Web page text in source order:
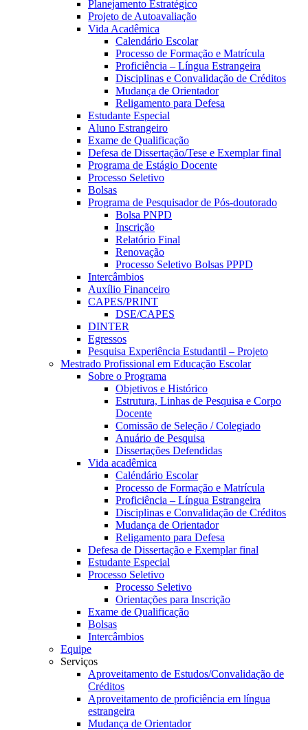
Planejamento Estratégico
Projeto de Autoavaliação
Vida Acadêmica
Calendário Escolar
Processo de Formação e Matrícula
Proficiência – Língua Estrangeira
Disciplinas e Convalidação de Créditos
Mudança de Orientador
Religamento para Defesa
Estudante Especial
Aluno Estrangeiro
Exame de Qualificação
Defesa de Dissertação/Tese e Exemplar final
Programa de Estágio Docente
Processo Seletivo
Bolsas
Programa de Pesquisador de Pós-doutorado
Bolsa PNPD
Inscrição
Relatório Final
Renovação
Processo Seletivo Bolsas PPPD
Intercâmbios
Auxílio Financeiro
CAPES/PRINT
DSE/CAPES
DINTER
Egressos
Pesquisa Experiência Estudantil – Projeto
Mestrado Profissional em Educação Escolar
Sobre o Programa
Objetivos e Histórico
Estrutura, Linhas de Pesquisa e Corpo
Docente
Comissão de Seleção / Colegiado
Anuário de Pesquisa
Dissertações Defendidas
Vida acadêmica
Caléndário Escolar
Processo de Formação e Matrícula
Proficiência – Língua Estrangeira
Disciplinas e Convalidação de Créditos
Mudança de Orientador
Religamento para Defesa
Defesa de Dissertação e Exemplar final
Estudante Especial
Processo Seletivo
Processo Seletivo
Orientações para Inscrição
Exame de Qualificação
Bolsas
Intercâmbios
Equipe
Serviços
Aproveitamento de Estudos/Convalidação de
Créditos
Aproveitamento de proficiência em língua
estrangeira
Mudança de Orientador